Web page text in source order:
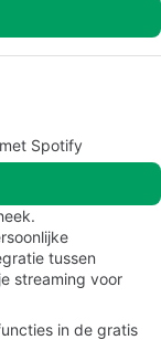
Spotify
tussen
streaming voor
in de gratis